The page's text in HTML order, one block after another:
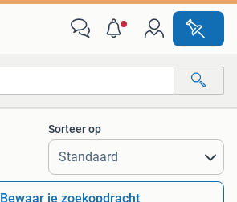
Alle afstanden…
Sorteer op
Bewaar je zoekopdracht